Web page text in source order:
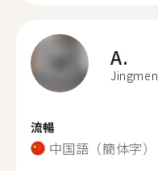
A.
Jingmen
流暢
中国語（簡体字）